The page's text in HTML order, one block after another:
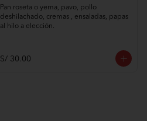
Pan roseta o yema, pavo, pollo
deshilachado, cremas , ensaladas, papas
al hilo a elección.
S/ 30.00